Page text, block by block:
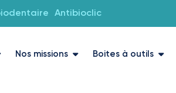
Antibioclic
Nos missions Boites à outils